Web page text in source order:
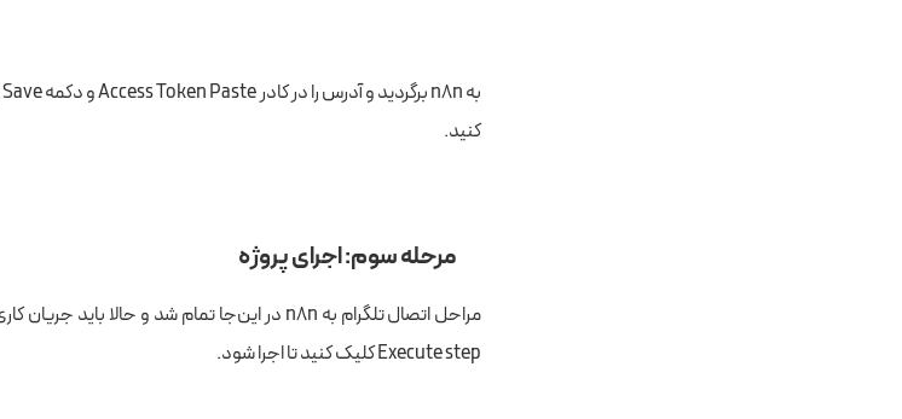
کنید.
مرحله سوم: اجرای پروژه
Execute step کلیک کنید تا اجرا شود.